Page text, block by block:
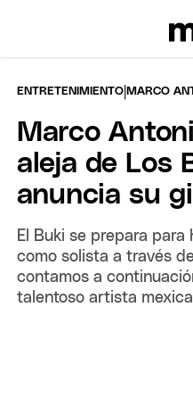
ENTRETENIMIENTO |MARCO
Marco
aleja de Los
anuncia su
El Buki se prepara
como solista a través
contamos a
talentoso artista